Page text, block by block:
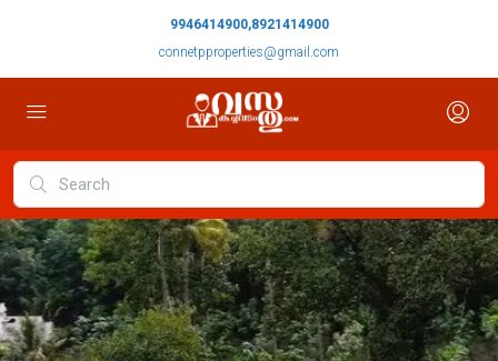
9946414900,8921414900
connetpproperties@gmail.com